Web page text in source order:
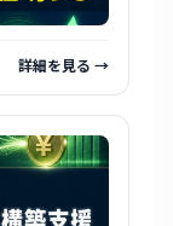
詳細を見る →